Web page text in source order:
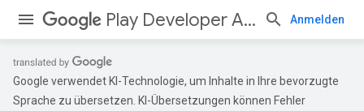
Play Developer API Anmelden
Google verwendet KI-Technologie, um Inhalte in Ihre bevorzugte
Sprache zu übersetzen. KI-Übersetzungen können Fehler